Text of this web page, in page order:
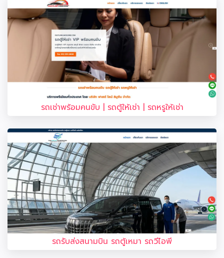
รถเช่าพร้อมคนขับ | รถตู้ให้เช่า | รถหรูให้เช่า
รถรับส่งสนามบิน รถตู้เหมา รถวีไอพี